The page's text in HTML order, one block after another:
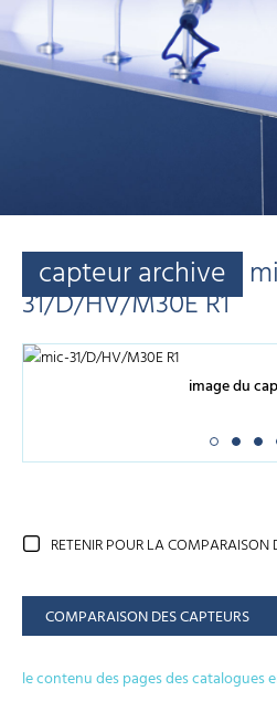
capteur archive
31/D/HV/M30E R1
image du
RETENIR POUR LA COMPARAISON
COMPARAISON DES CAPTEURS
le contenu des pages des catalogues